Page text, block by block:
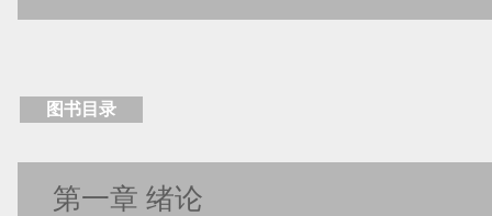
图书目录
第一章 绪论